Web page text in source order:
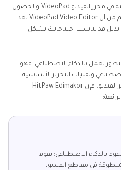
أنت تعرف بالفعل كيفية تغيير الخلفية في محرر الفيديو VideoPad والحصول
على نظرة عامة على ميزاته. على الرغم من أن VideoPad Video Editor يعد
بديل قد يناسب احتياجاتك بشكل
يعمل بالذكاء الاصطناعي. فهو
وتقنيات التحرير الأساسية.
سواء كنت مبتدئًا أو محترفًا في تحرير الفيديو، فإن HitPaw Edimakor
بالذكاء الاصطناعي: يقوم
في مقاطع الفيديو،